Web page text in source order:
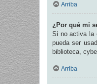
Arriba
¿Por qué mi
Si no activa
pueda ser
biblioteca,
Arriba